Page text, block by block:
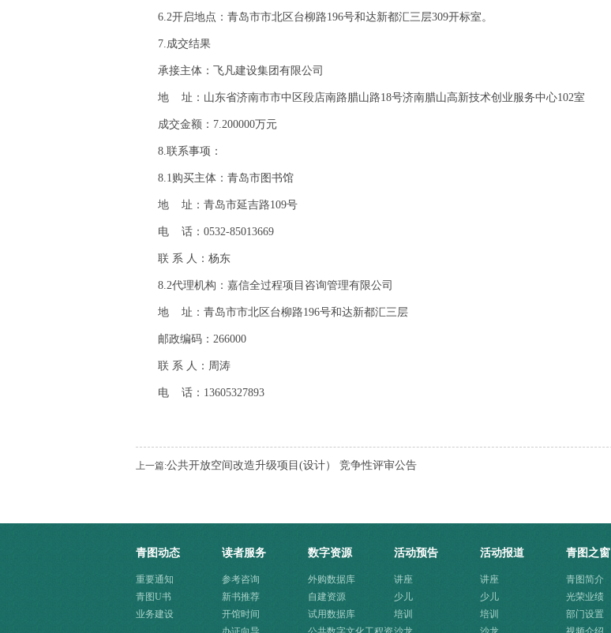
6.2开启地点：青岛市市北区台柳路196号和达新都汇三层309开标室。
7.成交结果
承接主体：飞凡建设集团有限公司
地 址：山东省济南市市中区段店南路腊山路18号济南腊山高新技术创业服务中心102室
成交金额：7.200000万元
8.联系事项：
8.1购买主体：青岛市图书馆
地 址：青岛市延吉路109号
电 话：0532-85013669
联 系 人：杨东
8.2代理机构：嘉信全过程项目咨询管理有限公司
地 址：青岛市市北区台柳路196号和达新都汇三层
邮政编码：266000
联 系 人：周涛
电 话：13605327893
上一篇:公共开放空间改造升级项目(设计） 竞争性评审公告
青图动态
重要通知
青图U书
业务建设
读者服务
参考咨询
新书推荐
开馆时间
数字资源
外购数据库
自建资源
试用数据库
活动预告
讲座
少儿
培训
活动报道
讲座
少儿
培训
青图之窗
青图简介
光荣业绩
部门设置